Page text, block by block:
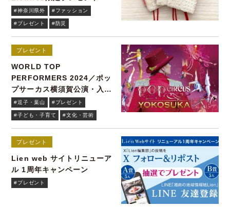
#神奈川県外 #ファッション
#プレゼント #防災
プレゼント
WORLD TOP
PERFORMERS 2024／ポッ
プサーカス横須賀公演・入場
チケット
#逗子・葉山 #プレゼント
#子ども・子育て #文化・芸術
プレゼント
Lien web サイトリニューア
ル 1周年キャンペーン
#プレゼント